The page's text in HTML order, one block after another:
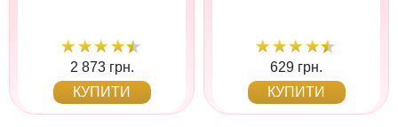
2 873 грн.
КУПИТИ
629 грн.
КУПИТИ